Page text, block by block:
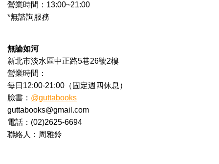
營業時間：13:00~21:00
*無諮詢服務
無論如河
新北市淡水區中正路5巷26號2樓
營業時間：
每日12:00-21:00（固定週四休息）
臉書： @guttabooks
guttabooks@gmail.com
電話：(02)2625-6694
聯絡人：周雅鈴